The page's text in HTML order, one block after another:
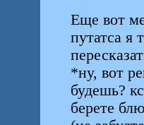
Еще вот
путатса я
*ну, вот
будешь?
берете